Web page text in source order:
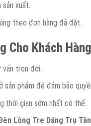
xuất.
theo đơn hàng đã đặt.
Cho Khách
trọn đời.
sản phẩm để đảm bảo
thời gian sớm nhất có thể.
Lồng Tre Dáng Trụ